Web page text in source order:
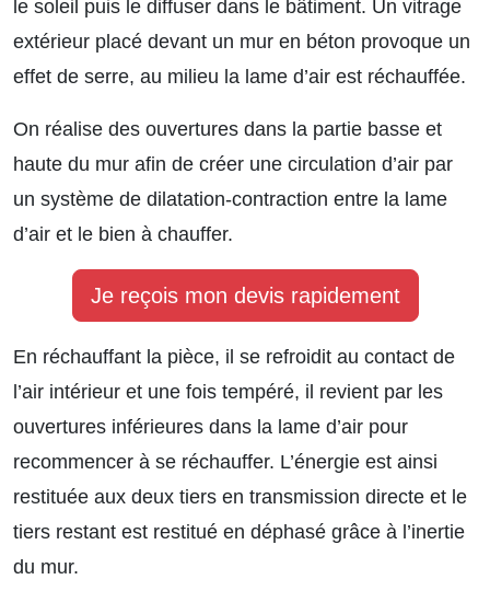
le soleil puis le diffuser dans le bâtiment. Un vitrage
extérieur placé devant un mur en béton provoque un
effet de serre, au milieu la lame d’air est réchauffée.
On réalise des ouvertures dans la partie basse et
haute du mur afin de créer une circulation d’air par
un système de dilatation-contraction entre la lame
d’air et le bien à chauffer.
Je reçois mon devis rapidement
En réchauffant la pièce, il se refroidit au contact de
l’air intérieur et une fois tempéré, il revient par les
ouvertures inférieures dans la lame d’air pour
recommencer à se réchauffer. L’énergie est ainsi
restituée aux deux tiers en transmission directe et le
tiers restant est restitué en déphasé grâce à l’inertie
du mur.